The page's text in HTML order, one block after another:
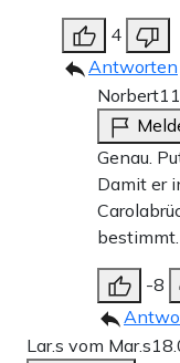
4
Antworten
Norbert1
Genau.
Damit er
bestimmt.
-8
Lar.s vom Mar.s